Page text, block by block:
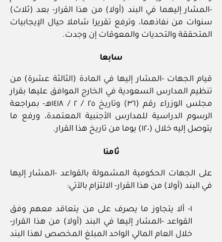
-المشار إليهما في البند (أولا) من هذا القرار- بعد (ثلاث)
سنوات من نفاذهما، وترفع تقريرا شاملا حيال الإيجابيات
المتحققة والتحديات والمعوقات إن وجدت.
سابعا
قيام الجهات -المشار إليها في المادة (الثالثة عشرة) من
تنظيم المدارس السعودية في الخارج الموافق عليها بقرار
مجلس الوزراء رقم (٣٦) وتاريخ ٢٥ / ٢ / ١٤١٨هـ- بمراجعة
الرسوم الدراسية للمدارس الأجنبية المعتمدة، ورفع ما
يتوصل إليه خلال (١٢٠) يوما من تاريخ هذا القرار.
ثامنا
على الجهات الحكومية المشمولة بالقواعد -المشار إليها
في البند (أولا) من هذا القرار- الالتزام بالآتي:
١- ألا يتجاوز ما يصرف على من يتعاقد معهم وفق
القواعد -المشار إليها في البند (أولا) من هذا القرار-
خلال العام المالي الواحد المبلغ المخصص لهذا البند